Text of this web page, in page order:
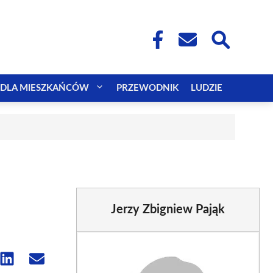
DLA MIESZKAŃCÓW PRZEWODNIK LUDZIE
Share Share
Jerzy Zbigniew Pająk